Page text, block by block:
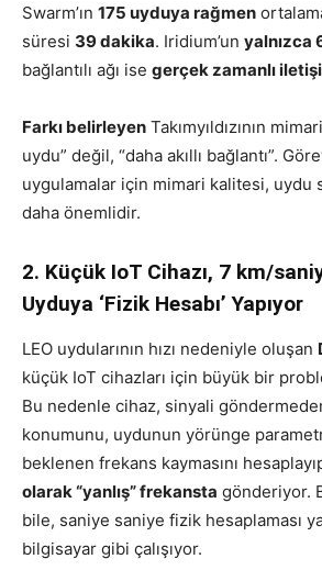
Swarm’ın 175 uyduya rağmen
süresi 39 dakika. Iridium’un yalnızca
bağlantılı ağı ise gerçek zamanlı
Farkı belirleyen Takımyıldızının
uydu” değil, “daha akıllı bağlantı”.
uygulamalar için mimari kalitesi, uydu
daha önemlidir.
2. Küçük IoT Cihazı, 7 km/
Uyduya ‘Fizik Hesabı’ Yapıyor
LEO uydularının hızı nedeniyle oluşan
küçük IoT cihazları için büyük bir
Bu nedenle cihaz, sinyali
konumunu, uydunun yörünge
beklenen frekans kaymasını
olarak “yanlış” frekansta gönderiyor.
bile, saniye saniye fizik hesaplaması
bilgisayar gibi çalışıyor.